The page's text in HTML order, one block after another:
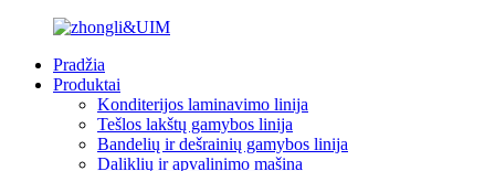
Pradžia
Produktai
Konditerijos laminavimo linija
Tešlos lakštų gamybos linija
Bandelių ir dešrainių gamybos linija
Daliklių ir apvalinimo mašina